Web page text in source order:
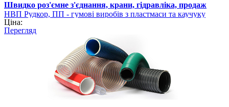
Швидко роз'ємне з'єднання, крани, гідравліка, продаж
НВП Рудкор, ПП - гумові виробів з пластмаси та каучуку
Ціна:
Перегляд